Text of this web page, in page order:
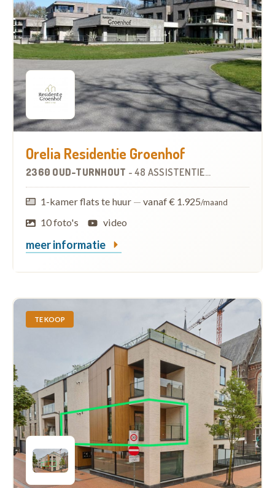
Orelia Residentie Groenhof
2360 OUD-TURNHOUT - 48 ASSISTENTIEWONINGEN
1-kamer flats te huur — vanaf € 1.925/maand
10 foto's video
meer informatie
TE KOOP